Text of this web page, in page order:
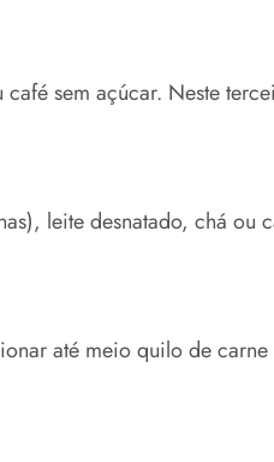
café sem açúcar. Neste
leite desnatado, chá ou
até meio quilo de